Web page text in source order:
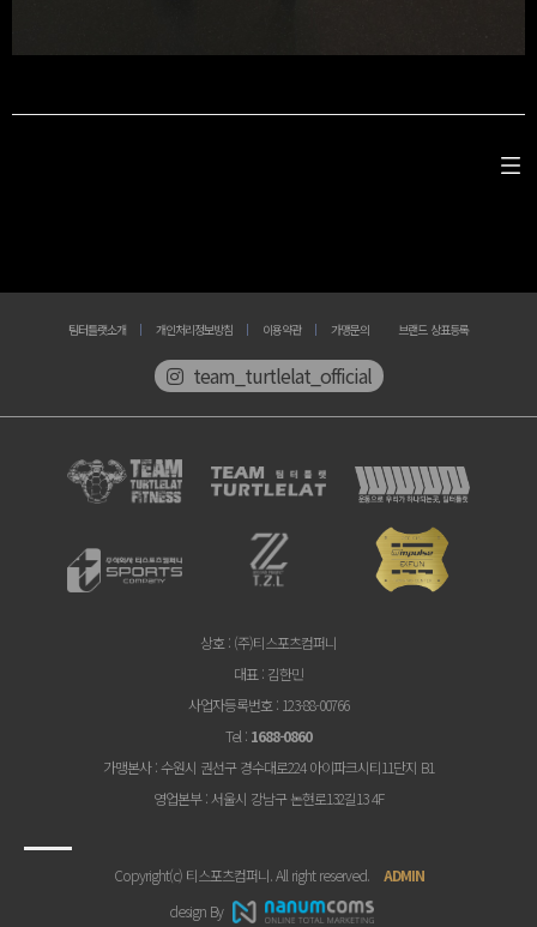
팀터틀랫소개 개인처리정보방침 이용약관 가맹문의 브랜드 상표등록
team_turtlelat_official
상호 : (주)티스포츠컴퍼니
대표 : 김한민
사업자등록번호 : 123-88-00766
Tel : 1688-0860
가맹본사: 수원시 권선구 경수대로224 아이파크시티11단지 B1
영업본부: 서울시 강남구 논현로132길13 4F
Copyright(c) 티스포츠컴퍼니. All right reserved. ADMIN
design By